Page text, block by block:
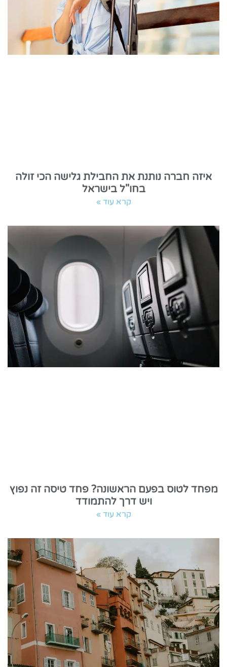
איזה חברה נותנת את החבילת גלישה הכי זולה
בחו"ל בישראל
קרא עוד »
מפחד לטוס בפעם הראשונה? פחד טיסה זה נפוץ
ויש דרך להתמודד
קרא עוד »